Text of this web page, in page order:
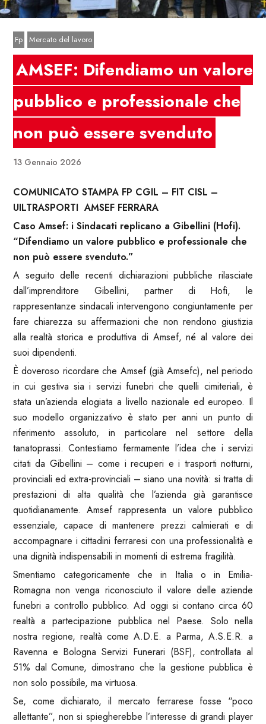
Fp Mercato del lavoro
AMSEF: Difendiamo un valore
pubblico e professionale che
non può essere svenduto
13 Gennaio 2026
COMUNICATO STAMPA FP CGIL – FIT CISL –
UILTRASPORTI AMSEF FERRARA
Caso Amsef: i Sindacati replicano a Gibellini (Hofi).
“Difendiamo un valore pubblico e professionale che
non può essere svenduto.”
A seguito delle recenti dichiarazioni pubbliche rilasciate
dall’imprenditore Gibellini, partner di Hofi, le
rappresentanze sindacali intervengono congiuntamente per
fare chiarezza su affermazioni che non rendono giustizia
alla realtà storica e produttiva di Amsef, né al valore dei
suoi dipendenti.
È doveroso ricordare che Amsef (già Amsefc), nel periodo
in cui gestiva sia i servizi funebri che quelli cimiteriali, è
stata un’azienda elogiata a livello nazionale ed europeo. Il
suo modello organizzativo è stato per anni un punto di
riferimento assoluto, in particolare nel settore della
tanatoprassi. Contestiamo fermamente l’idea che i servizi
citati da Gibellini – come i recuperi e i trasporti notturni,
provinciali ed extra-provinciali – siano una novità: si tratta di
prestazioni di alta qualità che l’azienda già garantisce
quotidianamente. Amsef rappresenta un valore pubblico
essenziale, capace di mantenere prezzi calmierati e di
accompagnare i cittadini ferraresi con una professionalità e
una dignità indispensabili in momenti di estrema fragilità.
Smentiamo categoricamente che in Italia o in Emilia-
Romagna non venga riconosciuto il valore delle aziende
funebri a controllo pubblico. Ad oggi si contano circa 60
realtà a partecipazione pubblica nel Paese. Solo nella
nostra regione, realtà come A.D.E. a Parma, A.S.E.R. a
Ravenna e Bologna Servizi Funerari (BSF), controllata al
51% dal Comune, dimostrano che la gestione pubblica è
non solo possibile, ma virtuosa.
Se, come dichiarato, il mercato ferrarese fosse “poco
allettante”, non si spiegherebbe l’interesse di grandi player